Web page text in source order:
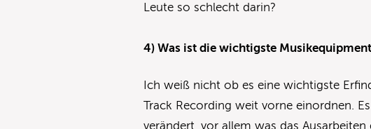
Leute so schlecht darin?
4) Was ist die wichtigste
Ich weiß nicht ob es eine wichtigste
Track Recording weit vorne einordnen.
verändert, vor allem was das